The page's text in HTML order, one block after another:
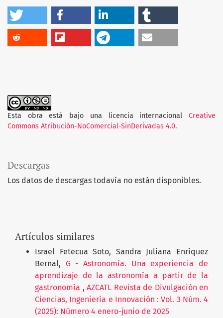
Esta obra está bajo una licencia internacional Creative
Commons Atribución-NoComercial-SinDerivadas 4.0.
Descargas
Los datos de descargas todavía no están disponibles.
Artículos similares
Israel Fetecua Soto, Sandra Juliana Enríquez
Bernal, G - Astronomía. Una experiencia de
aprendizaje de la astronomía a partir de la
gastronomía , AZCATL Revista de Divulgación en
Ciencias, Ingeniería e Innovación : Vol. 3 Núm. 4
(2025): Número 4 enero-junio de 2025